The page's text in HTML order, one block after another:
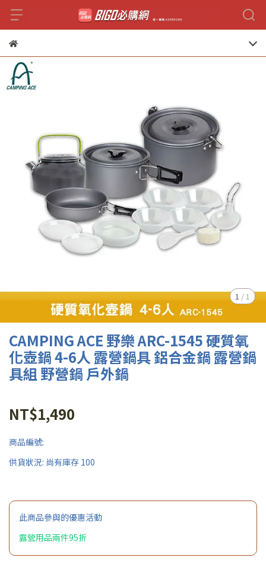
1 / 1
CAMPING ACE 野樂 ARC-1545 硬質氧
化壺鍋 4-6人 露營鍋具 鋁合金鍋 露營鍋
具組 野營鍋 戶外鍋
NT$1,490
商品編號:
供貨狀況: 尚有庫存 100
此商品參與的優惠活動
露營用品兩件95折